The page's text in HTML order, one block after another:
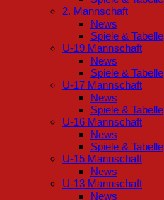
2. Mannschaft
News
Spiele & Tabelle
U-19 Mannschaft
News
Spiele & Tabelle
U-17 Mannschaft
News
Spiele & Tabelle
U-16 Mannschaft
News
Spiele & Tabelle
U-15 Mannschaft
News
U-13 Mannschaft
News